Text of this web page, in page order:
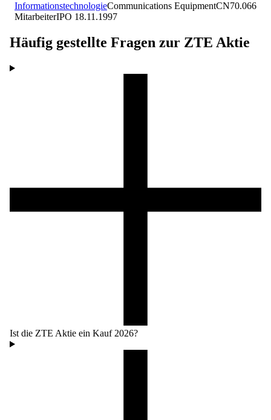
InformationstechnologieCommunications EquipmentCN70.066
MitarbeiterIPO 18.11.1997
Häufig gestellte Fragen zur ZTE Aktie
Ist die ZTE Aktie ein Kauf 2026?